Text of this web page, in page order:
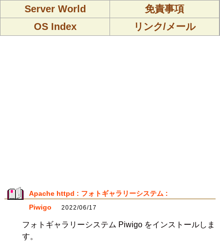
Server World
免責事項
OS Index
リンク/メール
Apache httpd : フォトギャラリーシステム :
Piwigo
2022/06/17
フォトギャラリーシステム Piwigo をインストールしま
す。